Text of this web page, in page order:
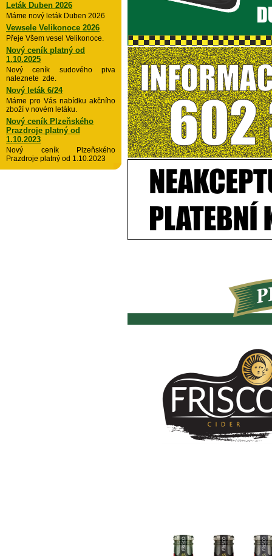
Leták Duben 2026
Máme nový leták Duben 2026
Vewsele Velikonoce 2026
Přeje Všem vesel Velikonoce.
Nový ceník platný od
1.10.2025
Nový ceník sudového piva
naleznete zde.
Nový leták 6/24
Máme pro Vás nabídku akčního
zboží v novém letáku.
Nový ceník Plzeňského
Prazdroje platný od
1.10.2023
Nový ceník Plzeňského
Prazdroje platný od 1.10.2023